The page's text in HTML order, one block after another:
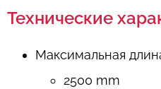
Технические
Максимальная
2500 mm